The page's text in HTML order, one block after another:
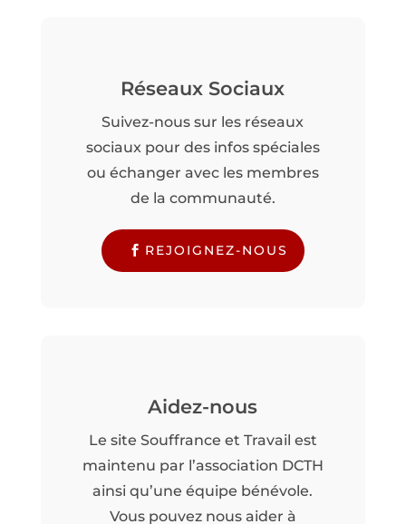
Réseaux Sociaux
Suivez-nous sur les réseaux
sociaux pour des infos spéciales
ou échanger avec les membres
de la communauté.
REJOIGNEZ-NOUS
Aidez-nous
Le site Souffrance et Travail est
maintenu par l’association DCTH
ainsi qu’une équipe bénévole.
Vous pouvez nous aider à